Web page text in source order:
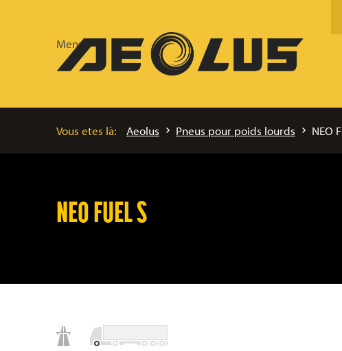
Menu
Vous etes là: Aeolus Pneus pour poids lourds NEO
NEO FUEL S